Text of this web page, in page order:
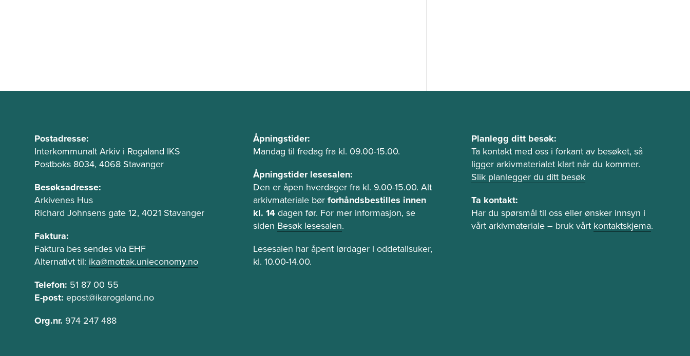
A
d
r
s
s
e
o
g
t
l
e
o
Postadresse:
Interkommunalt Arkiv i Rogaland IKS
Postboks 8034, 4068 Stavanger
Besøksadresse:
Arkivenes Hus
Richard Johnsens gate 12, 4021 Stavanger
Faktura:
Faktura bes sendes via EHF
Alternativt til: ika@mottak.unieconomy.no
Telefon: 51 87 00 55
E-post: epost@ikarogaland.no
Org.nr. 974 247 488
Å
p
i
n
g
s
t
i
d
Åpningstider:
Mandag til fredag fra kl. 09.00-15.00.
Åpningstider lesesalen:
Den er åpen hverdager fra kl. 9.00-15.00. Alt
arkivmateriale bør forhåndsbestilles innen
kl. 14dagen før. For mer informasjon, se
siden Besøk lesesalen.
Lesesalen har åpent lørdager i oddetallsuker,
kl. 10.00-14.00.
P
l
a
n
e
g
g
Planlegg ditt besøk:
Ta kontakt med oss i forkant av besøket, så
ligger arkivmaterialet klart når du kommer.
Slik planlegger du ditt besøk
Ta kontakt:
Har du spørsmål til oss eller ønsker innsyn i
vårt arkivmateriale – bruk vårt kontaktskjema.